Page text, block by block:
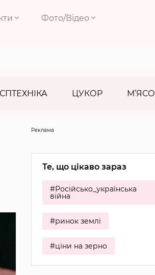
Фото/Відео
ЦУКОР М’ЯСО
Реклама
Те, що цікаво зараз
#Російсько_українська
війна
#ринок землі
#ціни на зерно